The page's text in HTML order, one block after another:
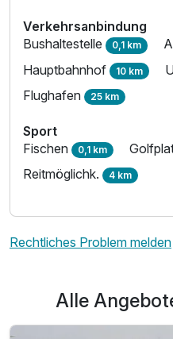
Verkehrsanbindung
Bushaltestelle 0,1 km
Hauptbahnhof 10 km
Flughafen 25 km
Sport
Fischen 0,1 km
Reitmöglichk. 4 km
Rechtliches Problem melden
Alle